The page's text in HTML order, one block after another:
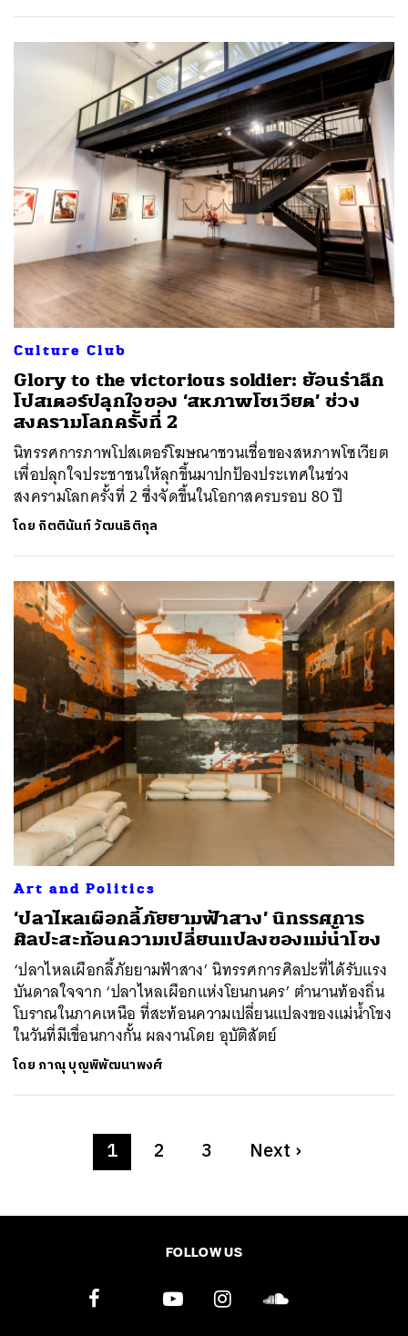
Culture Club
Glory to the victorious soldier: ย้อนรำลึก
โปสเตอร์ปลุกใจของ ‘สหภาพโซเวียต’ ช่วง
สงครามโลกครั้งที่ 2
นิทรรศการภาพโปสเตอร์โฆษณาชวนเชื่อของสหภาพโซเวียต
เพื่อปลุกใจประชาชนให้ลุกขึ้นมาปกป้องประเทศในช่วง
สงครามโลกครั้งที่ 2 ซึ่งจัดขึ้นในโอกาสครบรอบ 80 ปี
โดย กิตตินันท์ วัฒนธิติกุล
Art and Politics
‘ปลาไหลเผือกลี้ภัยยามฟ้าสาง’ นิทรรศการ
ศิลปะสะท้อนความเปลี่ยนแปลงของแม่น้ำโขง
‘ปลาไหลเผือกลี้ภัยยามฟ้าสาง’ นิทรรศการศิลปะที่ได้รับแรง
บันดาลใจจาก ‘ปลาไหลเผือกแห่งโยนกนคร’ ตำนานท้องถิ่น
โบราณในภาคเหนือ ที่สะท้อนความเปลี่ยนแปลงของแม่น้ำโขง
ในวันที่มีเขื่อนกางกั้น ผลงานโดย อุบัติสัตย์
โดย ภาณุ บุญพิพัฒนาพงศ์
1 2 3 Next›
FOLLOW US